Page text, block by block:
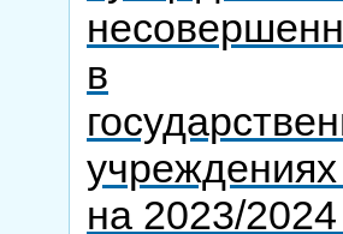
в
на 2023/